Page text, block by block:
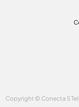
Copyright © Conecta 5